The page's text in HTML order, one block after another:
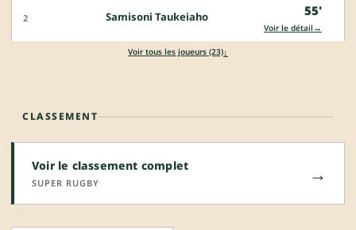
2 Samisoni Taukeiaho 55'
Voir le détail →
Voir tous les joueurs (23)↓
CLASSEMENT
Voir le classement complet
SUPER RUGBY →